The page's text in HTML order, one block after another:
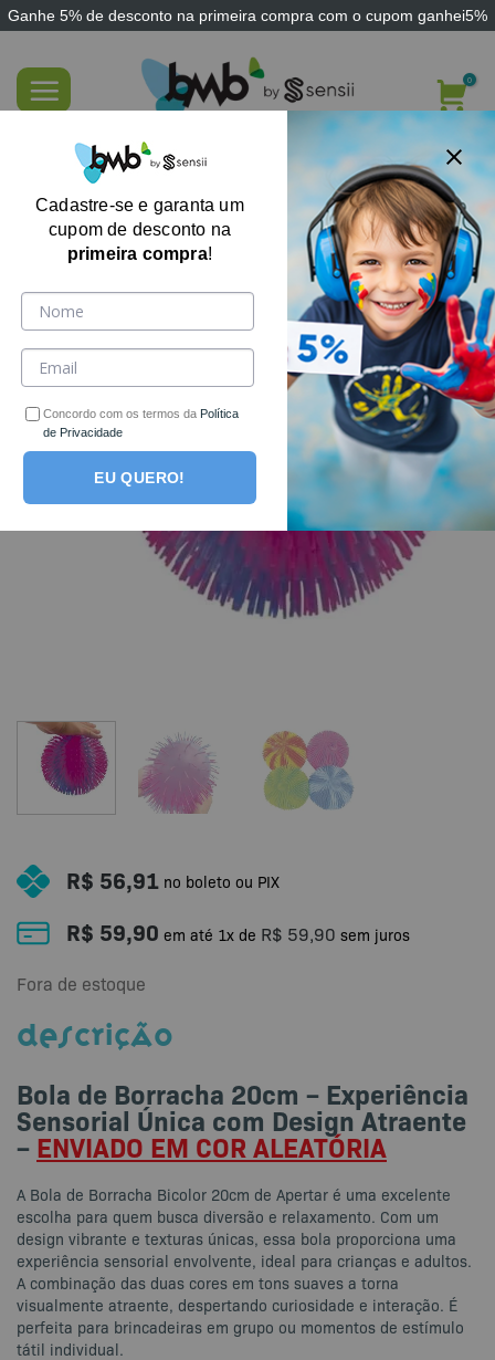
Ganhe 5% de desconto na primeira compra com o cupom ganhei5%
content
Bola de Borracha 20cm Bicolor Macia Cor
Aleatória
R$ 56,91 no boleto ou PIX
R$ 59,90 em até 1x de R$ 59,90 sem juros
Fora de estoque
DESCRIÇÃO
Bola de Borracha 20cm – Experiência
Sensorial Única com Design Atraente
– ENVIADO EM COR ALEATÓRIA
A Bola de Borracha Bicolor 20cm de Apertar é uma excelente
escolha para quem busca diversão e relaxamento. Com um
design vibrante e texturas únicas, essa bola proporciona uma
experiência sensorial envolvente, ideal para crianças e adultos.
A combinação das duas cores em tons suaves a torna
visualmente atraente, despertando curiosidade e interação. É
perfeita para brincadeiras em grupo ou momentos de estímulo
tátil individual.
Cadastre-se e garanta um
cupom de desconto na
primeira compra!
Concordo com os termos da Política
de Privacidade
EU QUERO!